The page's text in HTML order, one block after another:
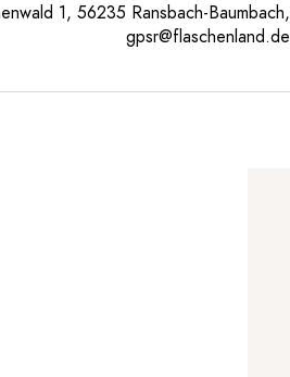
1, 56235 Ransbach-Baumbach,
gpsr@flaschenland.de